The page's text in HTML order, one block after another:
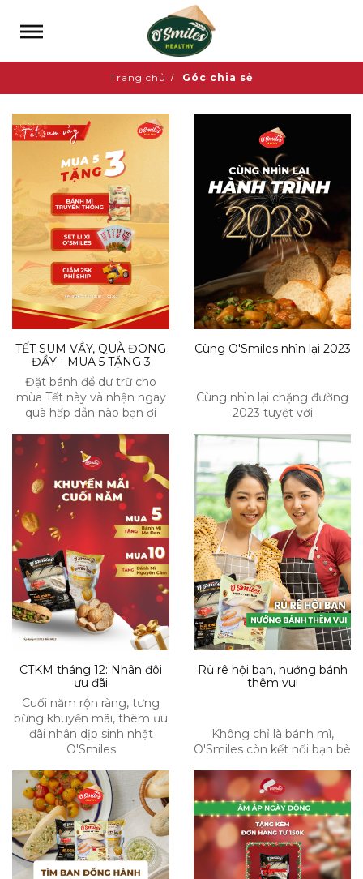
Trang chủ Góc chia sẻ
TẾT SUM VẦY, QUÀ ĐONG
ĐẦY - MUA 5 TẶNG 3
Đặt bánh để dự trữ cho
mùa Tết này và nhận ngay
quà hấp dẫn nào bạn ơi
Cùng O'Smiles nhìn lại 2023
Cùng nhìn lại chặng đường
2023 tuyệt vời
CTKM tháng 12: Nhân đôi
ưu đãi
Cuối năm rộn ràng, tưng
bừng khuyến mãi, thêm ưu
đãi nhân dịp sinh nhật
O'Smiles
Rủ rê hội bạn, nướng bánh
thêm vui
Không chỉ là bánh mì,
O'Smiles còn kết nối bạn bè